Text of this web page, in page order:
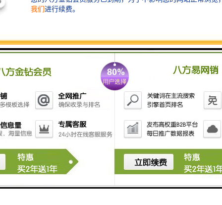
约4.5m层高设计，彰显名企风范
约10.2m挑高空中大堂，私享名企商务格局
奢阔空中大堂，打造阔绰、敞亮的商务形象，营造广阔
的空间仪式感，企业实力不彰自显。
目的层派梯+充足车位，卓越商务效率
21部全进口日立电梯，高梯速约8米/秒，目的层派梯系
统，平均等候时间约35秒。约752席车位，智能停车系统
通行。
约克VAV中央空调+特灵新风系统
中央空调自动调整变风量空气质量，分区温控。光离子
净化系统，新风供应，杀毒，空气清新健康。